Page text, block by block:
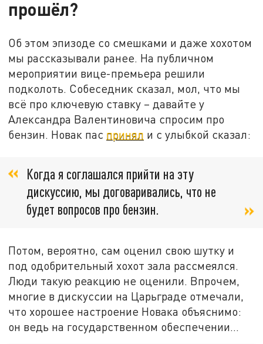
прошёл?
Об этом эпизоде со смешками и даже хохотом
мы рассказывали ранее. На публичном
мероприятии вице-премьера решили
подколоть. Собеседник сказал, мол, что мы
всё про ключевую ставку – давайте у
Александра Валентиновича спросим про
бензин. Новак пас принял и с улыбкой сказал:
Когда я соглашался прийти на эту
дискуссию, мы договаривались, что не
будет вопросов про бензин.
Потом, вероятно, сам оценил свою шутку и
под одобрительный хохот зала рассмеялся.
Люди такую реакцию не оценили. Впрочем,
многие в дискуссии на Царьграде отмечали,
что хорошее настроение Новака объяснимо:
он ведь на государственном обеспечении…